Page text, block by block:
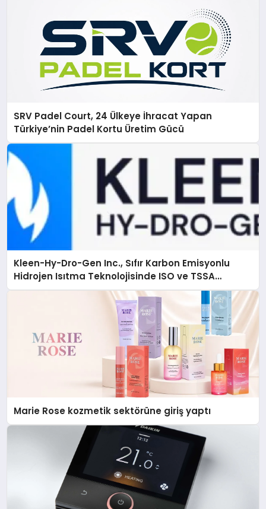
SRV Padel Court, 24 Ülkeye İhracat Yapan
Türkiye’nin Padel Kortu Üretim Gücü
Kleen-Hy-Dro-Gen Inc., Sıfır Karbon Emisyonlu
Hidrojen Isıtma Teknolojisinde ISO ve TSSA
Düzenleyici Onaylarını Aldı
Marie Rose kozmetik sektörüne giriş yaptı